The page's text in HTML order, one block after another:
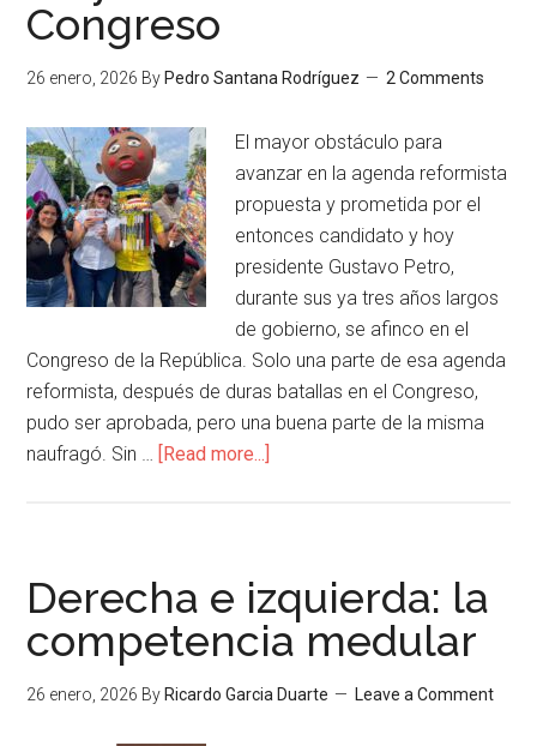
Congreso
26 enero, 2026 By Pedro Santana Rodríguez 2 Comments
El mayor obstáculo para
avanzar en la agenda reformista
propuesta y prometida por el
entonces candidato y hoy
presidente Gustavo Petro,
durante sus ya tres años largos
de gobierno, se afinco en el
Congreso de la República. Solo una parte de esa agenda
reformista, después de duras batallas en el Congreso,
pudo ser aprobada, pero una buena parte de la misma
naufragó. Sin … [Read more...]
Derecha e izquierda: la
competencia medular
26 enero, 2026 By Ricardo Garcia Duarte Leave a Comment